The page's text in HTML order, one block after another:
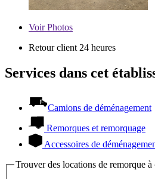
VoirPhotos
Retour client 24 heures
Services dans cet
Camions de déménagement
Remorques et remorquage
Accessoires de
Trouver des locations de remorque à